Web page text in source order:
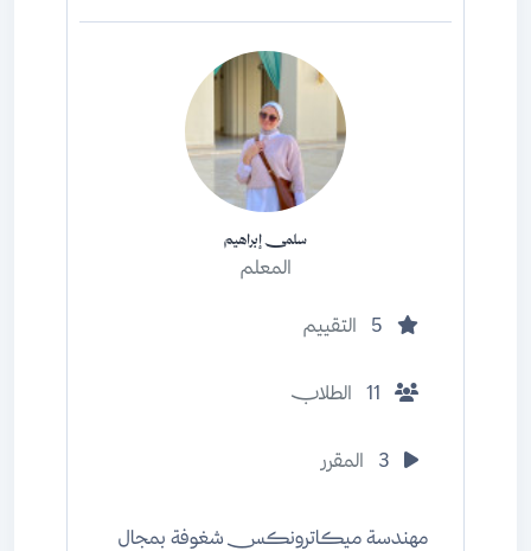
سلمى إبراهيم
المعلم
5 التقييم
11 الطلاب
3 المقرر
مهندسة ميكاترونكس شغوفة بمجال